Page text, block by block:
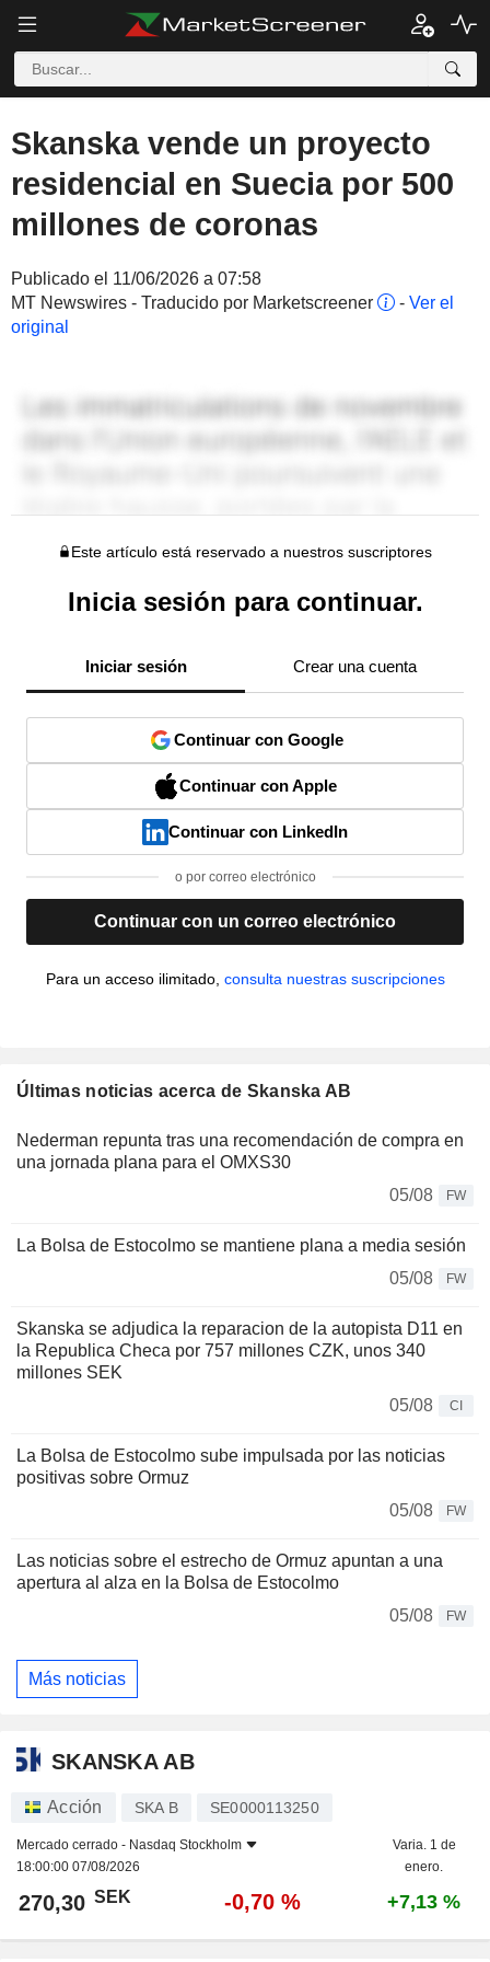
Skanska vende un proyecto
residencial en Suecia por 500
millones de coronas
Publicado el 11/06/2026 a 07:58
MT Newswires - Traducido por Marketscreener
- Ver el
original
Este artículo está reservado a nuestros suscriptores
Inicia sesión para continuar.
Iniciar sesión Crear una cuenta
Continuar con Google
Continuar con Apple
Continuar con LinkedIn
o por correo electrónico
Continuar con un correo electrónico
Para un acceso ilimitado, consulta nuestras suscripciones
Últimas noticias acerca de Skanska AB
Nederman repunta tras una recomendación de compra en
una jornada plana para el OMXS30
05/08
FW
La Bolsa de Estocolmo se mantiene plana a media sesión
05/08
FW
Skanska se adjudica la reparacion de la autopista D11 en
la Republica Checa por 757 millones CZK, unos 340
millones SEK
05/08
CI
La Bolsa de Estocolmo sube impulsada por las noticias
positivas sobre Ormuz
05/08
FW
Las noticias sobre el estrecho de Ormuz apuntan a una
apertura al alza en la Bolsa de Estocolmo
05/08
FW
Más noticias
SKANSKA AB
Acción SKA B SE0000113250
Mercado cerrado - Nasdaq Stockholm
18:00:00 07/08/2026
Varia. 1 de
enero.
270,30 SEK -0,70 % +7,13 %